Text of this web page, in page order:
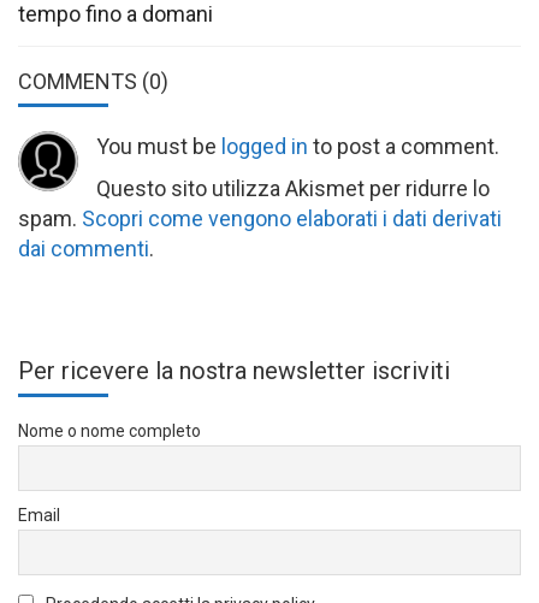
tempo fino a domani
COMMENTS (0)
You must be logged in to post a comment.
Questo sito utilizza Akismet per ridurre lo
spam. Scopri come vengono elaborati i dati derivati
dai commenti.
Per ricevere la nostra newsletter iscriviti
Nome o nome completo
Email